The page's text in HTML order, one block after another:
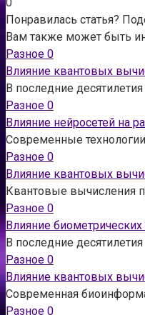
0
Понравилась статья?
Вам также может быть
Разное 0
Влияние квантовых
В последние
Разное 0
Влияние нейросетей на
Современные
Разное 0
Влияние квантовых
Квантовые вычисления
Разное 0
Влияние
В последние
Разное 0
Влияние квантовых
Современная
Разное 0